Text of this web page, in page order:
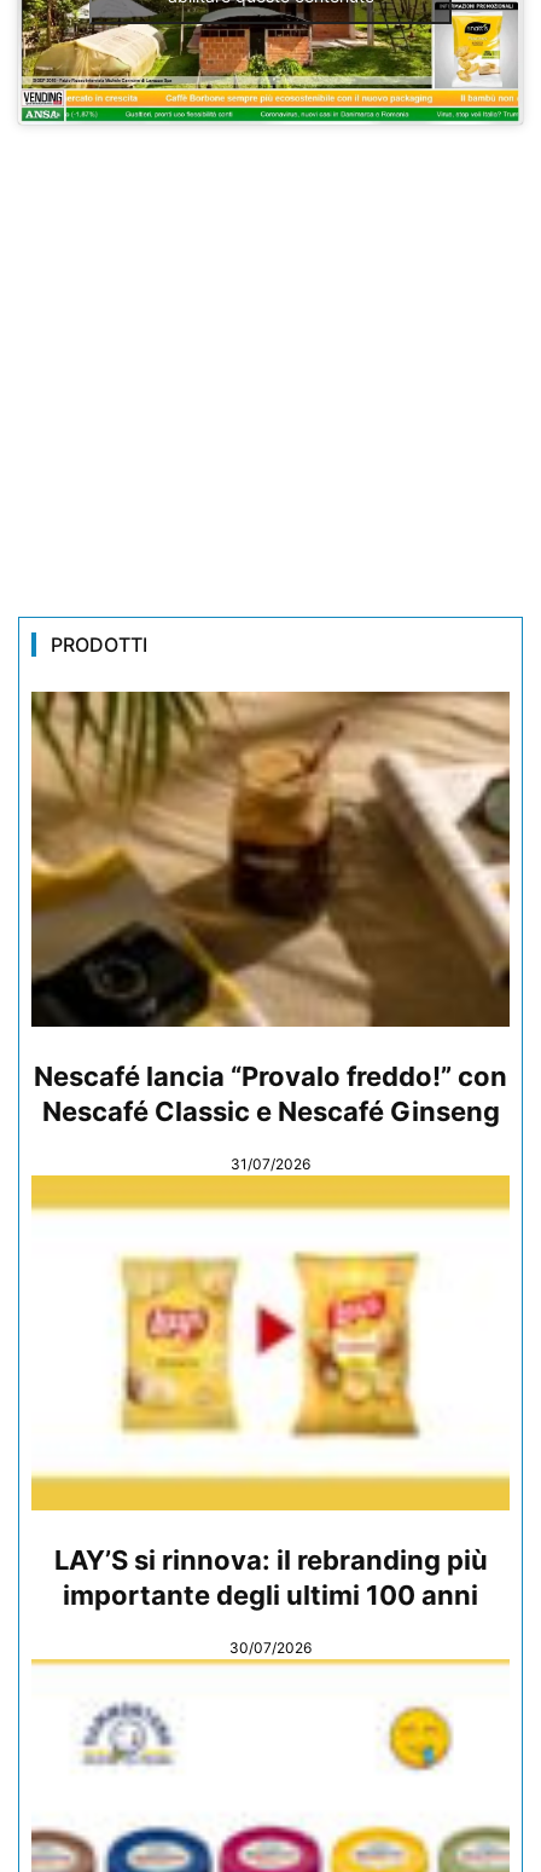
PRODOTTI
Nescafé lancia “Provalo freddo!” con
Nescafé Classic e Nescafé Ginseng
31/07/2026
LAY’S si rinnova: il rebranding più
importante degli ultimi 100 anni
30/07/2026